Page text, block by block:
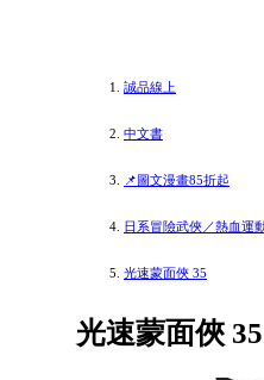
誠品線上
中文書
📌圖文漫畫85折起
日系冒險武俠／熱血運
光速蒙面俠 35
光速蒙面俠